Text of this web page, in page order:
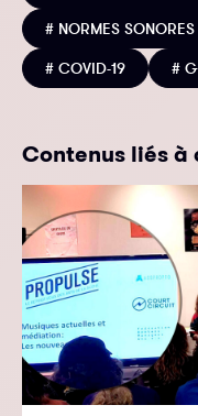
# NORMES SONORES
# COVID-19
#
Contenus liés